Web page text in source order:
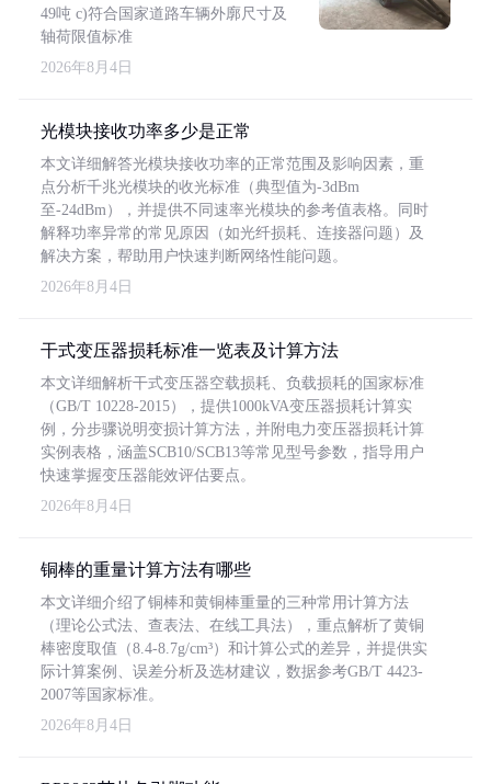
49吨 c)符合国家道路车辆外廓尺寸及
轴荷限值标准
2026年8月4日
光模块接收功率多少是正常
本文详细解答光模块接收功率的正常范围及影响因素，重
点分析千兆光模块的收光标准（典型值为-3dBm
至-24dBm），并提供不同速率光模块的参考值表格。同时
解释功率异常的常见原因（如光纤损耗、连接器问题）及
解决方案，帮助用户快速判断网络性能问题。
2026年8月4日
干式变压器损耗标准一览表及计算方法
本文详细解析干式变压器空载损耗、负载损耗的国家标准
（GB/T 10228-2015），提供1000kVA变压器损耗计算实
例，分步骤说明变损计算方法，并附电力变压器损耗计算
实例表格，涵盖SCB10/SCB13等常见型号参数，指导用户
快速掌握变压器能效评估要点。
2026年8月4日
铜棒的重量计算方法有哪些
本文详细介绍了铜棒和黄铜棒重量的三种常用计算方法
（理论公式法、查表法、在线工具法），重点解析了黄铜
棒密度取值（8.4-8.7g/cm³）和计算公式的差异，并提供实
际计算案例、误差分析及选材建议，数据参考GB/T 4423-
2007等国家标准。
2026年8月4日